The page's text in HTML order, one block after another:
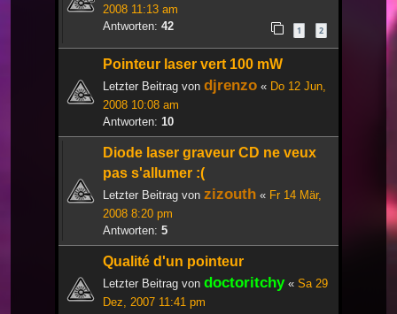
2008 11:13 am
Antworten: 42 1 2
Pointeur laser vert 100 mW
Letzter Beitrag von djrenzo « Do 12 Jun,
2008 10:08 am
Antworten: 10
Diode laser graveur CD ne veux
pas s'allumer :(
Letzter Beitrag von zizouth « Fr 14 Mär,
2008 8:20 pm
Antworten: 5
Qualité d'un pointeur
Letzter Beitrag von doctoritchy« Sa 29
Dez, 2007 11:41 pm